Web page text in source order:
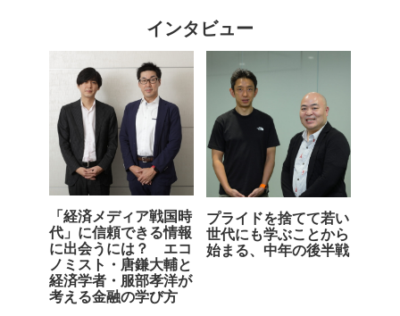
インタビュー
「経済メディア戦国時
代」に信頼できる情報
に出会うには？ エコ
ノミスト・唐鎌大輔と
経済学者・服部孝洋が
考える金融の学び方
プライドを捨てて若い
世代にも学ぶことから
始まる、中年の後半戦